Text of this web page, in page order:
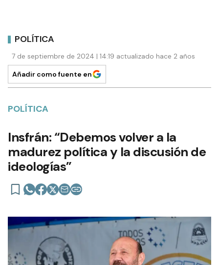
POLÍTICA
7 de septiembre de 2024 | 14:19 actualizado hace 2 años
Añadir como fuente en
POLÍTICA
Insfrán: “Debemos volver a la
madurez política y la discusión de
ideologías”